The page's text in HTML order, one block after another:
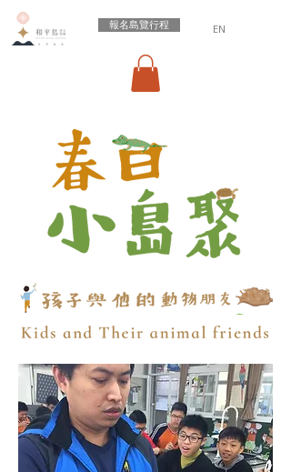
報名島覽行程 EN